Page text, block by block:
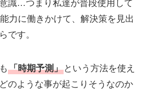
識…つまり私達が普段使用して
力に働きかけて、解決策を見出
です。
「時期予測」という方法を使え
のような事が起こりそうなのか